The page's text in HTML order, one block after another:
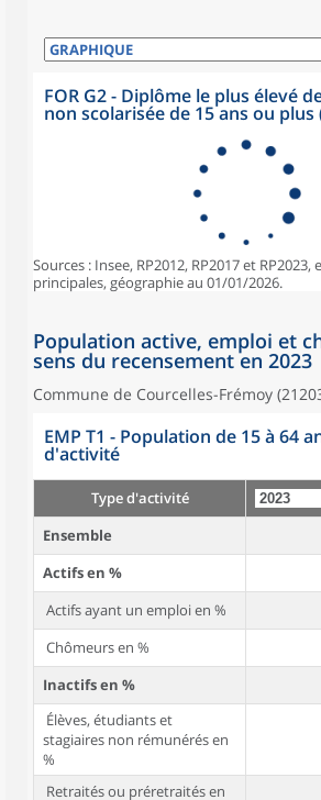
FOR G2 - Diplôme le plus élevé
non scolarisée de 15 ans ou plus
Sources : Insee, RP2012, RP2017 et
principales, géographie au 01/01/2026.
Population active, emploi et
sens du recensement en 2023
Commune de Courcelles-Frémoy
EMP T1 - Population de 15 à 64
d'activité
Type d'activité
Ensemble
Actifs en %
Actifs ayant un emploi en %
Chômeurs en %
Inactifs en %
Élèves, étudiants et
stagiaires non rémunérés en
%
Retraités ou préretraités en